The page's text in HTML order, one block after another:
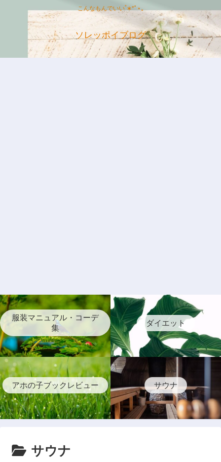
こんなもんでいい˚∗*ﾟ⋆｡
ソレッポイブログ
服装マニュアル・コーデ
集
ダイエット
アホの子ブックレビュー サウナ
サウナ